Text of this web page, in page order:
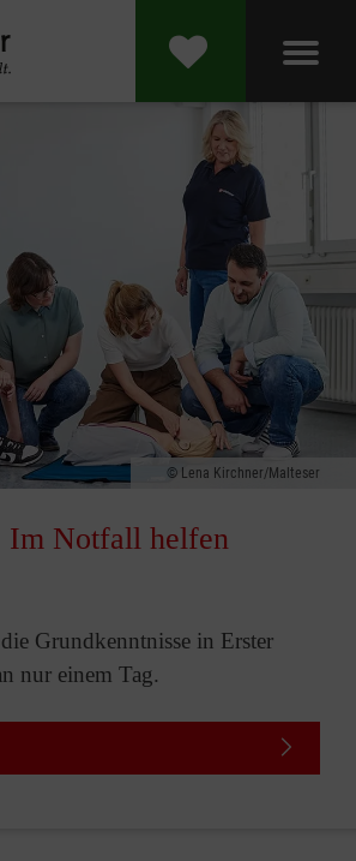
Lena Kirchner/Malteser
Im Notfall helfen
Grundkenntnisse in Erster
nur einem Tag.